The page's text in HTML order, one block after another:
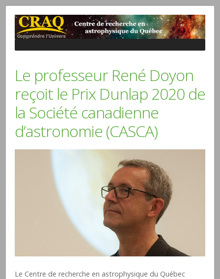
Le professeur René Doyon
reçoit le Prix Dunlap 2020 de
la Société canadienne
d’astronomie (CASCA)
Le Centre de recherche en astrophysique du Québec